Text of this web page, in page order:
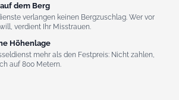
dem Berg
verlangen keinen Bergzuschlag. Wer vor
verdient Ihr Misstrauen.
Höhenlage
mehr als den Festpreis: Nicht zahlen,
auf 800 Metern.